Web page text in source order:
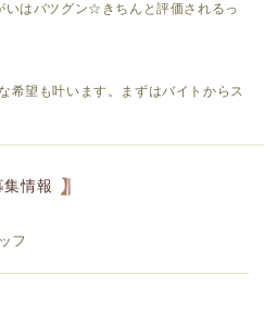
いはバツグン☆きちんと評価されるっ
希望も叶います。まずはバイトからス
集情報
フ